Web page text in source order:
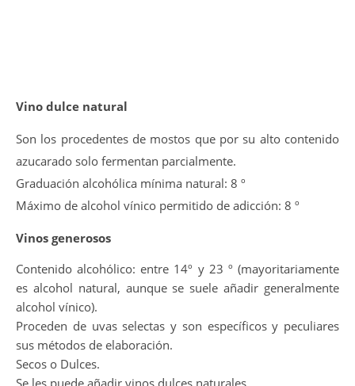
Vino dulce natural
Son los procedentes de mostos que por su alto contenido
azucarado solo fermentan parcialmente.
Graduación alcohólica mínima natural: 8 º
Máximo de alcohol vínico permitido de adicción: 8 º
Vinos generosos
Contenido alcohólico: entre 14º y 23 º (mayoritariamente
es alcohol natural, aunque se suele añadir generalmente
alcohol vínico).
Proceden de uvas selectas y son específicos y peculiares
sus métodos de elaboración.
Secos o Dulces.
Se les puede añadir vinos dulces naturales